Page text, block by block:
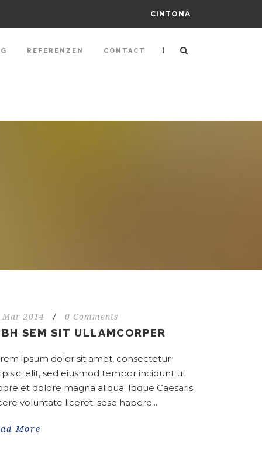
CINTONA
REFERENZEN CONTACT |
Mar 2014 / 0 Comments
SEM SIT ULLAMCORPER
ipsum dolor sit amet, consectetur
elit, sed eiusmod tempor incidunt ut
et dolore magna aliqua. Idque Caesaris
voluntate liceret: sese habere....
More